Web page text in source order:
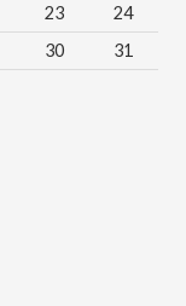
23
24
30 31